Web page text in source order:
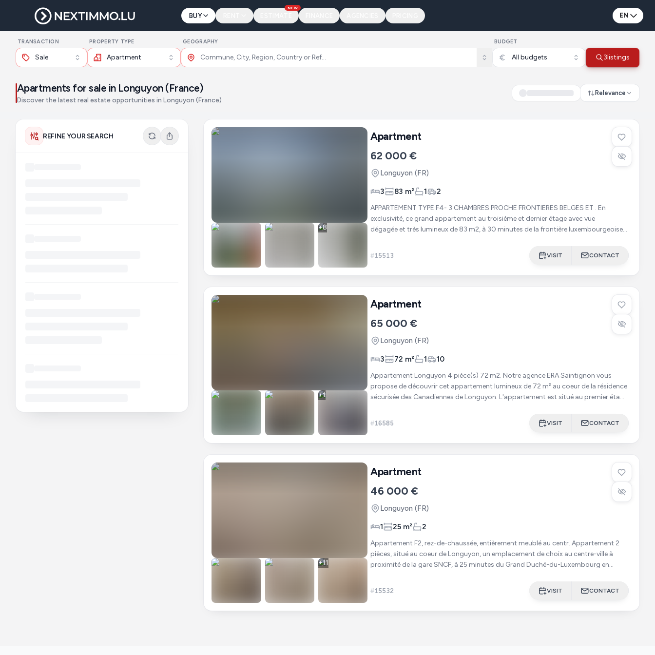
BUY
NEW
EN
TRANSACTION
Sale
PROPERTY TYPE
Apartment
GEOGRAPHY BUDGET
All budgets 3listings
Apartments for sale in Longuyon (France)
Discover the latest real estate opportunities in Longuyon (France)
Relevance
REFINE YOUR SEARCH
+8
Apartment
62 000 €
Longuyon (FR)
3 83 m² 1 2
APPARTEMENT TYPE F4- 3 CHAMBRES PROCHE FRONTIERES BELGES ET . En
exclusivité, ce grand appartement au troisième et dernier étage avec vue
dégagée et très lumineux de 83 m2, à 30 minutes de la frontière luxembourgeoise
#15513 VISIT CONTACT
+1
Apartment
65 000 €
Longuyon (FR)
3 72 m² 1 10
Appartement Longuyon 4 pièce(s) 72 m2. Notre agence ERA Saintignon vous
propose de découvrir cet appartement lumineux de 72 m² au coeur de la résidence
sécurisée des Canadiennes de Longuyon. L'appartement est situé au premier étage
#16585 VISIT CONTACT
+11
Apartment
46 000 €
Longuyon (FR)
1 25 m² 2
Appartement F2, rez-de-chaussée, entièrement meublé au centr. Appartement 2
pièces, situé au coeur de Longuyon, un emplacement de choix au centre-ville à
proximité de la gare SNCF, à 25 minutes du Grand Duché-du-Luxembourg en
#15532 VISIT CONTACT